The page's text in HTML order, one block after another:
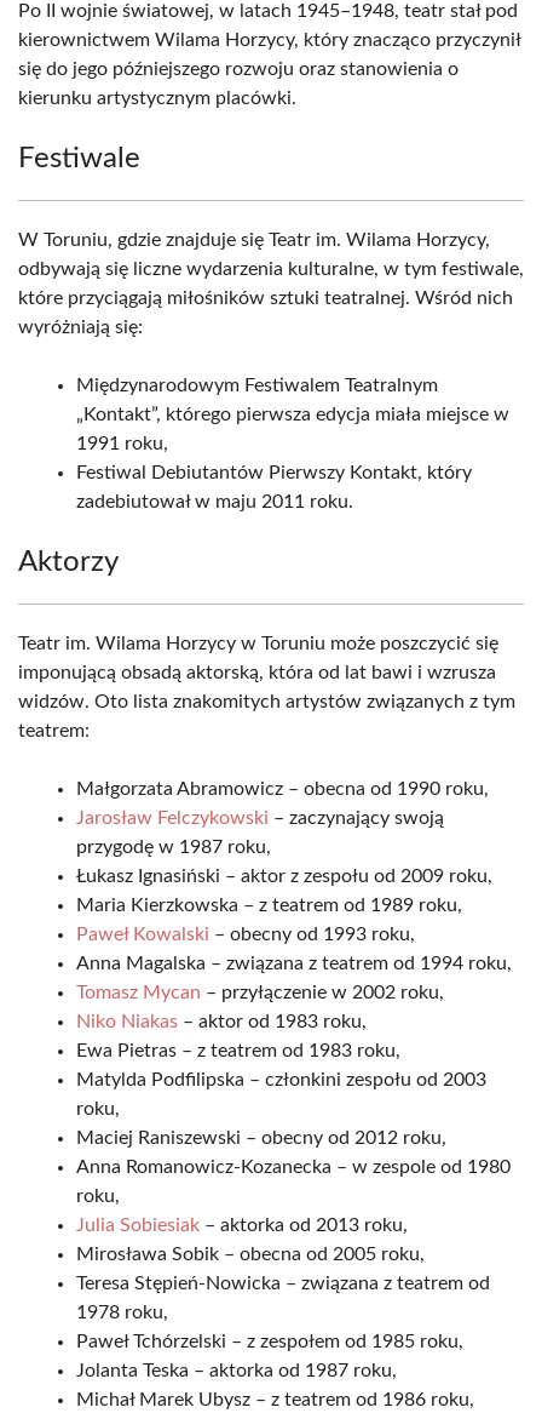
Po II wojnie światowej, w latach 1945–1948, teatr stał pod
kierownictwem Wilama Horzycy, który znacząco przyczynił
się do jego późniejszego rozwoju oraz stanowienia o
kierunku artystycznym placówki.
Festiwale
W Toruniu, gdzie znajduje się Teatr im. Wilama Horzycy,
odbywają się liczne wydarzenia kulturalne, w tym festiwale,
które przyciągają miłośników sztuki teatralnej. Wśród nich
wyróżniają się:
Międzynarodowym Festiwalem Teatralnym
„Kontakt”, którego pierwsza edycja miała miejsce w
1991 roku,
Festiwal Debiutantów Pierwszy Kontakt, który
zadebiutował w maju 2011 roku.
Aktorzy
Teatr im. Wilama Horzycy w Toruniu może poszczycić się
imponującą obsadą aktorską, która od lat bawi i wzrusza
widzów. Oto lista znakomitych artystów związanych z tym
teatrem:
Małgorzata Abramowicz – obecna od 1990 roku,
Jarosław Felczykowski – zaczynający swoją
przygodę w 1987 roku,
Łukasz Ignasiński – aktor z zespołu od 2009 roku,
Maria Kierzkowska – z teatrem od 1989 roku,
Paweł Kowalski – obecny od 1993 roku,
Anna Magalska – związana z teatrem od 1994 roku,
Tomasz Mycan – przyłączenie w 2002 roku,
Niko Niakas – aktor od 1983 roku,
Ewa Pietras – z teatrem od 1983 roku,
Matylda Podfilipska – członkini zespołu od 2003
roku,
Maciej Raniszewski – obecny od 2012 roku,
Anna Romanowicz-Kozanecka – w zespole od 1980
roku,
Julia Sobiesiak – aktorka od 2013 roku,
Mirosława Sobik – obecna od 2005 roku,
Teresa Stępień-Nowicka – związana z teatrem od
1978 roku,
Paweł Tchórzelski – z zespołem od 1985 roku,
Jolanta Teska – aktorka od 1987 roku,
Michał Marek Ubysz – z teatrem od 1986 roku,